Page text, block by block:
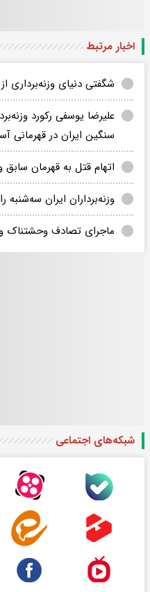
اخبار مرتبط
شگفتی دنیای وزنه‌برداری
سنگین ایران در قهرمانی
اتهام قتل به قهرمان سابق
وزنه‌برداران ایران
ماجرای تصادف وحشتناک
شبکه‌های اجتماعی